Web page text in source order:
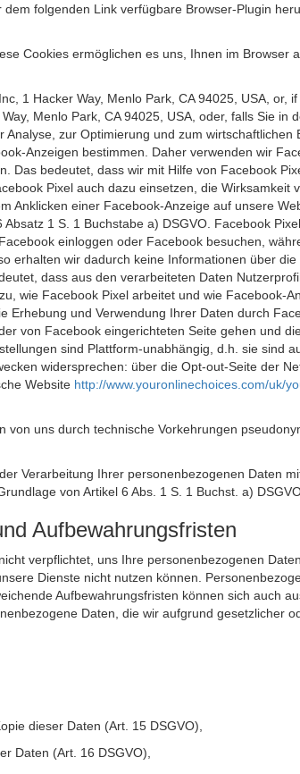
folgenden Link verfügbare Browser-Plugin
Cookies ermöglichen es uns, Ihnen im
1 Hacker Way, Menlo Park, CA 94025, USA,
Menlo Park, CA 94025, USA, oder, falls Sie
Analyse, zur Optimierung und zum
Anzeigen bestimmen. Daher verwenden wir
bedeutet, dass wir mit Hilfe von Facebook
Pixel auch dazu einsetzen, die Wirksamkeit
einer Facebook-Anzeige auf unsere
1 S. 1 Buchstabe a) DSGVO. Facebook
einloggen oder Facebook besuchen,
erhalten wir dadurch keine Informationen über
dass aus den verarbeiteten Daten
wie Facebook Pixel arbeitet und wie Facebook-
Erhebung und Verwendung Ihrer Daten durch
von Facebook eingerichteten Seite gehen und
sind Plattform-unabhängig, d.h. sie sind
widersprechen: über die Opt-out-Seite der
Website http://www.youronlinechoices.com/uk/
uns durch technische Vorkehrungen
Verarbeitung Ihrer personenbezogenen Daten
von Artikel 6 Abs. 1 S. 1 Buchst. a)
Aufbewahrungsfristen
verpflichtet, uns Ihre personenbezogenen
Dienste nicht nutzen können.
Aufbewahrungsfristen können sich auch
Daten, die wir aufgrund gesetzlicher
dieser Daten (Art. 15 DSGVO),
Daten (Art. 16 DSGVO),